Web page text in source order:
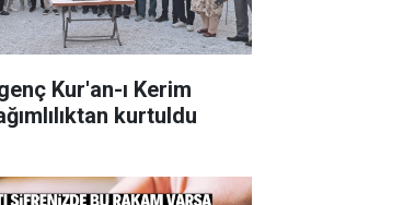
Kur'an-ı Kerim
kurtuldu